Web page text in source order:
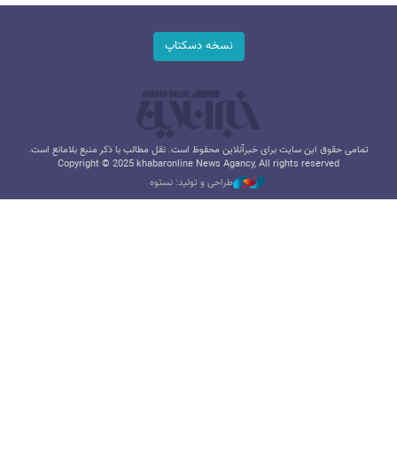
نسخه دسکتاپ
تمامی حقوق این سایت برای خبرآنلاین محفوظ است. نقل مطالب با ذکر منبع بلامانع است.
Copyright © 2025 khabaronline News Agancy, All rights reserved
طراحی و تولید: نستوه